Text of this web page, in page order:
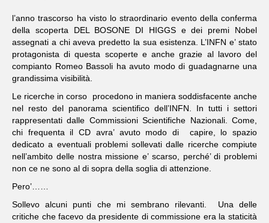
l’anno trascorso ha visto lo straordinario evento della conferma
della scoperta DEL BOSONE DI HIGGS e dei premi Nobel
assegnati a chi aveva predetto la sua esistenza. L’INFN e’ stato
protagonista di questa scoperte e anche grazie al lavoro del
compianto Romeo Bassoli ha avuto modo di guadagnarne una
grandissima visibilità.
Le ricerche in corso procedono in maniera soddisfacente anche
nel resto del panorama scientifico dell’INFN. In tutti i settori
rappresentati dalle Commissioni Scientifiche Nazionali. Come,
chi frequenta il CD avra’ avuto modo di capire, lo spazio
dedicato a eventuali problemi sollevati dalle ricerche compiute
nell’ambito delle nostra missione e’ scarso, perché’ di problemi
non ce ne sono al di sopra della soglia di attenzione.
Pero’……
Sollevo alcuni punti che mi sembrano rilevanti. Una delle
critiche che facevo da presidente di commissione era la staticità